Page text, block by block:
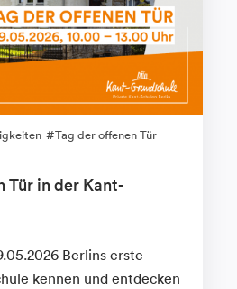
Tag der offenen Tür
Tür in der Kant-
Berlins erste
kennen und entdecken